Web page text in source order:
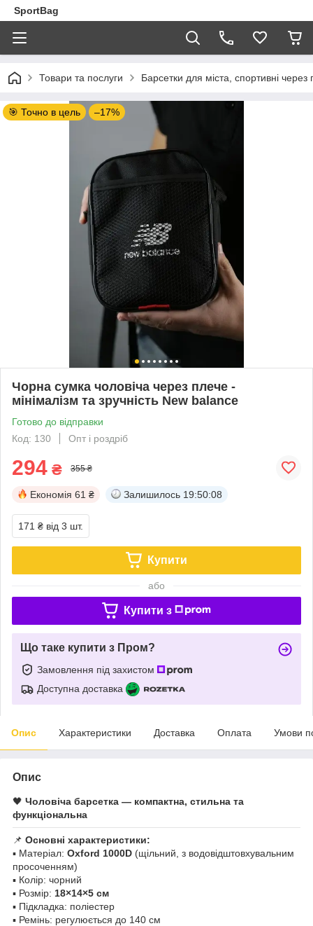
SportBag
Товари та послуги Барсетки для міста, спортивні через
🎯 Точно в цель –17%
Чорна сумка чоловіча через плече -
мінімалізм та зручність New balance
Готово до відправки
Код: 130
Опт і роздріб
294 ₴ 355 ₴
Економія 61 ₴ Залишилось 19:50:08
171 ₴ від 3 шт.
Купити
або
Купити з
Що таке купити з Пром?
Замовлення під захистом
Доступна доставка
Опис Характеристики Доставка Оплата Умови
Опис
🖤 Чоловіча барсетка — компактна, стильна та
функціональна
📌 Основні характеристики:
▪️ Матеріал: Oxford 1000D (щільний, з водовідштовхувальним
просоченням)
▪️ Колір: чорний
▪️ Розмір: 18×14×5 см
▪️ Підкладка: поліестер
▪️ Ремінь: регулюється до 140 см